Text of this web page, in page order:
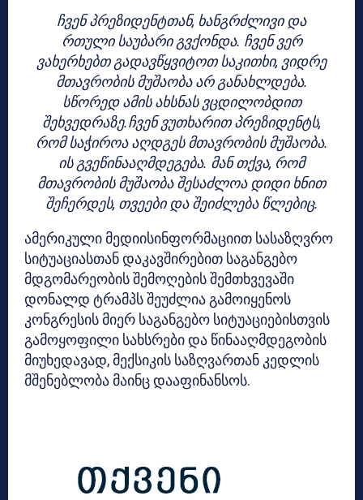
ჩვენ პრეზიდენტთან, ხანგრძლივი და
რთული საუბარი გვქონდა. ჩვენ ვერ
ვახერხებთ გადავწყვიტოთ საკითხი, ვიდრე
მთავრობის მუშაობა არ განახლდება.
სწორედ ამის ახსნას ვცდილობდით
შეხვედრაზე.ჩვენ ვუთხარით პრეზიდენტს,
რომ საჭიროა აღდგეს მთავრობის მუშაობა.
ის გვეწინააღმდეგება. მან თქვა, რომ
მთავრობის მუშაობა შესაძლოა დიდი ხნით
შეჩერდეს, თვეები და შეიძლება წლებიც.
ამერიკული მედიისინფორმაციით სასაზღვრო
სიტუაციასთან დაკავშირებით საგანგებო
მდგომარეობის შემოღების შემთხვევაში
დონალდ ტრამპს შეუძლია გამოიყენოს
კონგრესის მიერ საგანგებო სიტუაციებისთვის
გამოყოფილი სახსრები და წინააღმდეგობის
მიუხედავად, მექსიკის საზღვართან კედლის
მშენებლობა მაინც დააფინანსოს.